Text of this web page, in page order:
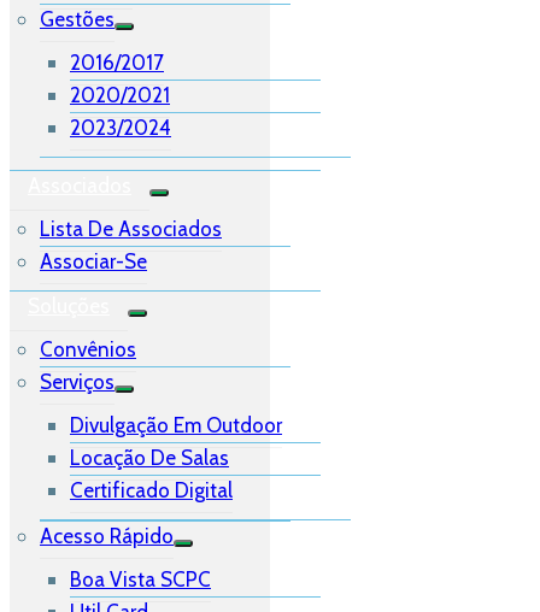
Gestões
2016/2017
2020/2021
2023/2024
Lista De Associados
Associar-Se
Convênios
Serviços
Divulgação Em Outdoor
Locação De Salas
Certificado Digital
Acesso Rápido
Boa Vista SCPC